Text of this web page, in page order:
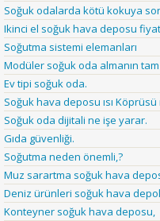
Soğuk odalarda kötü kokuya
Ikinci el soğuk hava deposu
Soğutma sistemi elemanları
Modüler soğuk oda almanın tam
Ev tipi soğuk oda.
Soğuk hava deposu ısı
Soğuk oda dijitali ne işe yarar.
Gıda güvenliği.
Soğutma neden önemli,?
Muz sarartma soğuk hava
Deniz ürünleri soğuk hava
Konteyner soğuk hava deposu,